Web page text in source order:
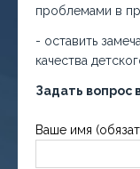
проблемами в
- оставить
качества
Задать вопрос
Ваше имя